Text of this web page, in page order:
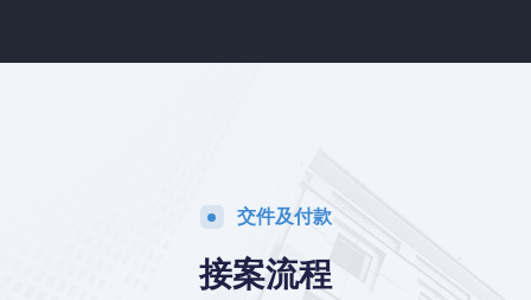
交件及付款
接案流程